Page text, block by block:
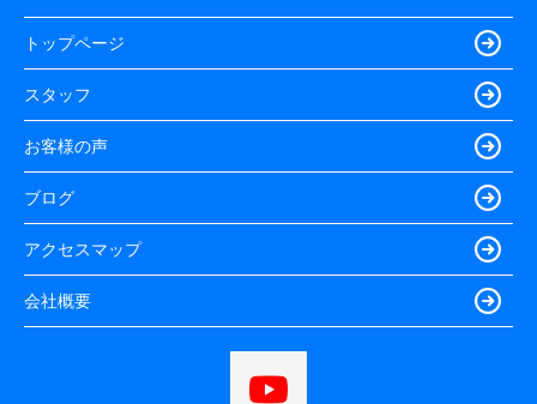
トップページ
スタッフ
お客様の声
ブログ
アクセスマップ
会社概要